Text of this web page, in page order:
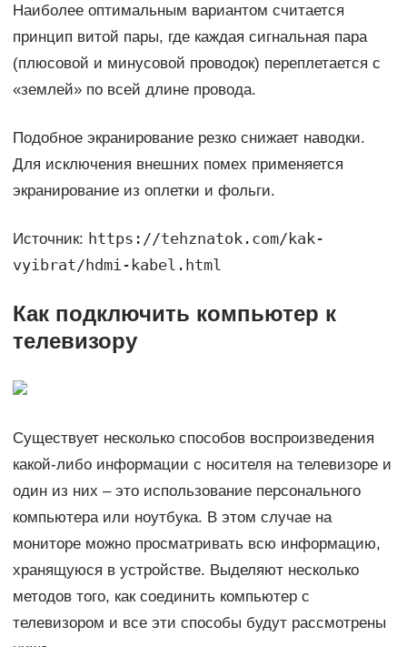
Наиболее оптимальным вариантом считается
принцип витой пары, где каждая сигнальная пара
(плюсовой и минусовой проводок) переплетается с
«землей» по всей длине провода.
Подобное экранирование резко снижает наводки.
Для исключения внешних помех применяется
экранирование из оплетки и фольги.
Источник: https://tehznatok.com/kak-
vyibrat/hdmi-kabel.html
Как подключить компьютер к
телевизору
Существует несколько способов воспроизведения
какой-либо информации с носителя на телевизоре и
один из них – это использование персонального
компьютера или ноутбука. В этом случае на
мониторе можно просматривать всю информацию,
хранящуюся в устройстве. Выделяют несколько
методов того, как соединить компьютер с
телевизором и все эти способы будут рассмотрены